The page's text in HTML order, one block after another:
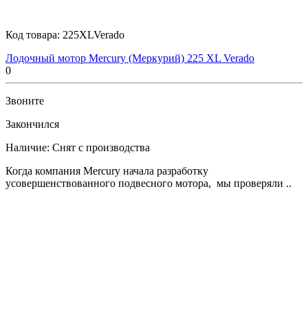
Код товара: 225XLVerado
Лодочный мотор Mercury (Меркурий) 225 XL Verado
0
Звоните
Закончился
Наличие: Снят с производства
Когда компания Mercury начала разработку
усовершенствованного подвесного мотора, мы проверяли ..